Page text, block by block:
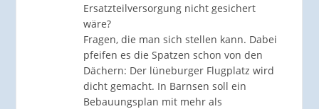
Ersatzteilversorgung nicht gesichert
wäre?
Fragen, die man sich stellen kann. Dabei
pfeifen es die Spatzen schon von den
Dächern: Der lüneburger Flugplatz wird
dicht gemacht. In Barnsen soll ein
Bebauungsplan mit mehr als